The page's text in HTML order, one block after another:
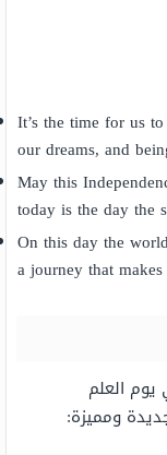
It’s the time for us
our dreams, and
May this
today is the day the
On this day the
a journey that
العلم
جديدة ومميزة: